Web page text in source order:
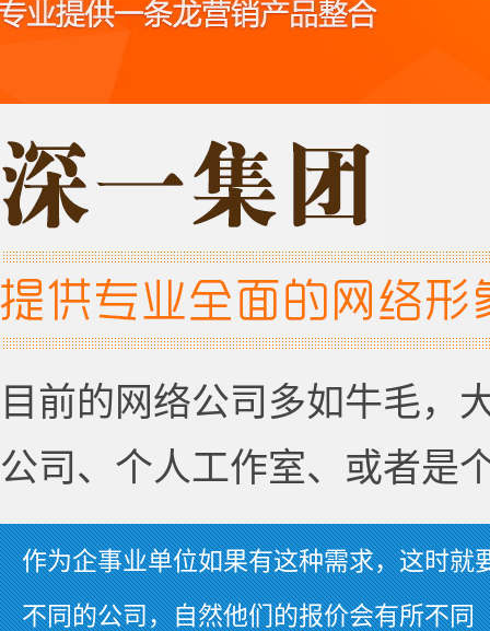
目前的网络公司多如牛毛，
公司、个人工作室、或者是
作为企事业单位如果有这种需求，这时就
不同的公司，自然他们的报价会有所不同